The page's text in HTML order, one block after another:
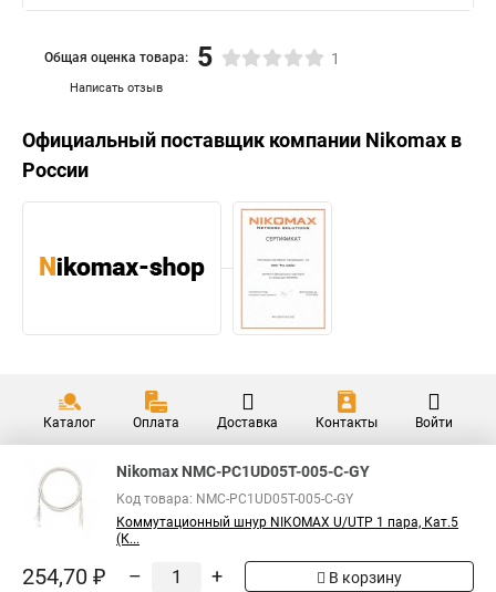
Написать отзыв
Общая оценка товара: 5 1
Официальный поставщик компании Nikomax в
России
Каталог Оплата Доставка Контакты Войти
Nikomax NMC-PC1UD05T-005-C-GY
Код товара: NMC-PC1UD05T-005-C-GY
Коммутационный шнур NIKOMAX U/UTP 1 пара, Кат.5
(К...
254,70 ₽ – + В корзину